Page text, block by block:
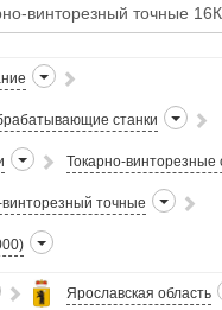
станки
Токарно-винторезные
точные
Ярославская область